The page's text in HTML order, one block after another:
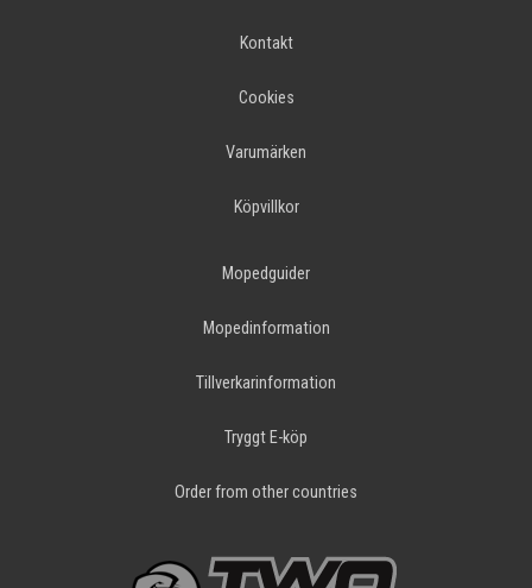
Kontakt
Cookies
Varumärken
Köpvillkor
Mopedguider
Mopedinformation
Tillverkarinformation
Tryggt E-köp
Order from other countries